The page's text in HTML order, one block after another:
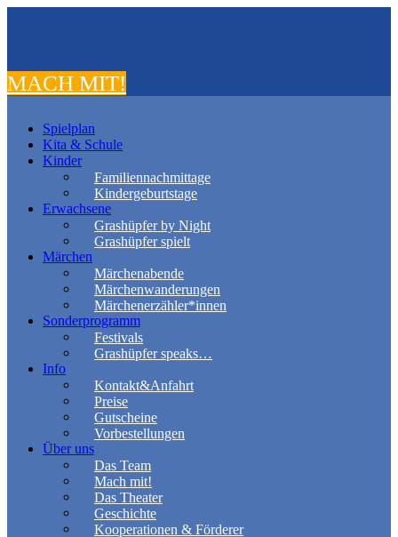
MACH MIT!
Spielplan
Kita & Schule
Kinder
Familiennachmittage
Kindergeburtstage
Erwachsene
Grashüpfer by Night
Grashüpfer spielt
Märchen
Märchenabende
Märchenwanderungen
Märchenerzähler*innen
Sonderprogramm
Festivals
Grashüpfer speaks…
Info
Kontakt&Anfahrt
Preise
Gutscheine
Vorbestellungen
Über uns
Das Team
Mach mit!
Das Theater
Geschichte
Kooperationen & Förderer